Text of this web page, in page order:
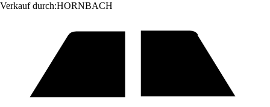
Verkauf durch:HORNBACH